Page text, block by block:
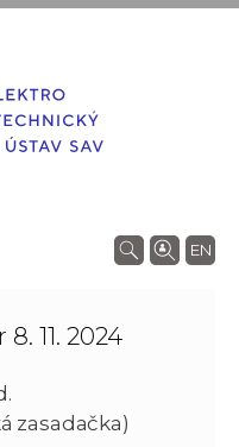
EN
11. 2024
zasadačka)